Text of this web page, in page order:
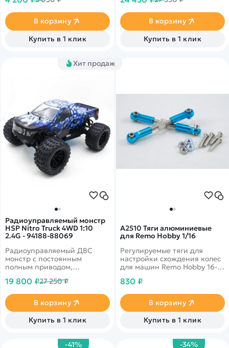
из цинкового сплава,
металлический гусеницы,
металлическое ведущее
В корзину
Купить в 1 клик
В корзину
Купить в 1 клик
Хит продаж
Радиоуправляемый монстр
HSP Nitro Truck 4WD 1:10
2.4G - 94188-88069
Радиоуправляемый ДВС
монстр с постоянным
полным приводом,
по полному бездорожью.
действия пульта до 100
метров. Цвет синий
19 800 ₽27 250 ₽
В корзину
Купить в 1 клик
A2510 Тяги алюминиевые
для Remo Hobby 1/16
Регулируемые тяги для
настройки схождения колес
для машин Remo Hobby 16-го
830 ₽
В корзину
Купить в 1 клик
-41% -34%